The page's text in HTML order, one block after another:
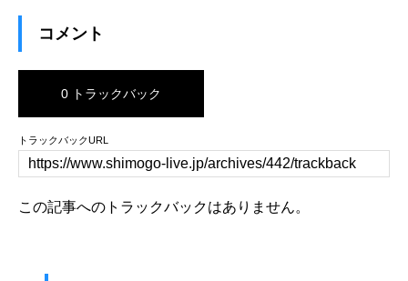
コメント
0 トラックバック
トラックバックURL
この記事へのトラックバックはありません。